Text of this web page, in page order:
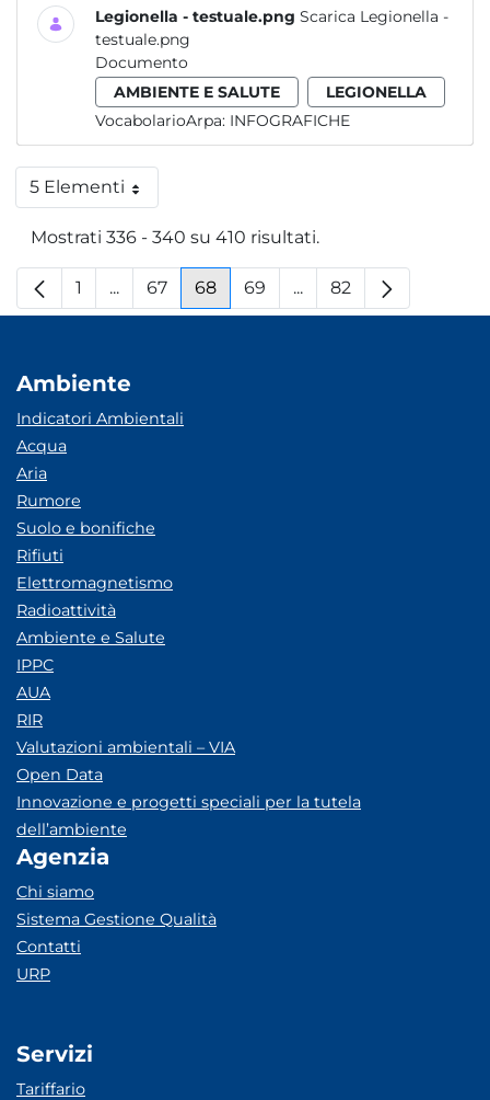
Legionella - testuale.png Scarica Legionella -
testuale.png
Documento
AMBIENTE E SALUTE
LEGIONELLA
VocabolarioArpa: INFOGRAFICHE
5 ElementiPer pagina
Mostrati 336 - 340 su 410 risultati.
Pagina
1 ...Pagine intermedie
Pagina
67 Pagina
68 Pagina
69 ...Pagine intermedie
Pagina
82
Ambiente
Indicatori Ambientali
Acqua
Aria
Rumore
Suolo e bonifiche
Rifiuti
Elettromagnetismo
Radioattività
Ambiente e Salute
IPPC
AUA
RIR
Valutazioni ambientali – VIA
Open Data
Innovazione e progetti speciali per la tutela
dell’ambiente
Agenzia
Chi siamo
Sistema Gestione Qualità
Contatti
URP
Servizi
Tariffario